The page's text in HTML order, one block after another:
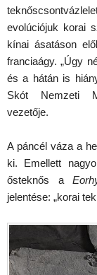
evolúciójuk korai
kínai ásatáson
franciaágy. „Úgy
és a hátán is
Skót Nemzeti
vezetője.
A páncél váza a
ki. Emellett
ősteknős a
jelentése: „korai